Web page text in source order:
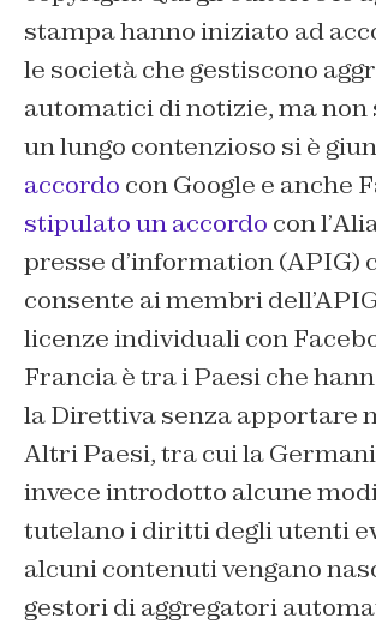
stampa hanno iniziato ad
le società che gestiscono
automatici di notizie, ma non
un lungo contenzioso si è
accordo con Google e anche
stipulato un accordo con l’
presse d’information (APIG)
consente ai membri
licenze individuali con
Francia è tra i Paesi che
la Direttiva senza apportare
Altri Paesi, tra cui la
invece introdotto alcune
tutelano i diritti degli utenti
alcuni contenuti vengano
gestori di aggregatori